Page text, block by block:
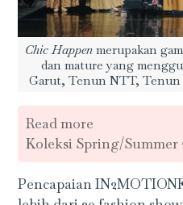
Chic Happenmerupakan
dan mature yang
Garut, Tenun NTT, Tenun
Read more
Koleksi Spring/Summer
Pencapaian